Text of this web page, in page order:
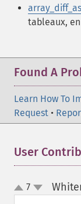
tableaux,
Found A
Learn How To
Request •
User
up
down
7